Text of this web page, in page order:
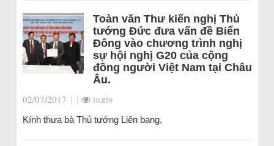
Toàn văn Thư kiến nghị Thủ
tướng Đức đưa vấn đề Biển
Đông vào chương trình nghị
sự hội nghị G20 của cộng
đồng người Việt Nam tại Châu
Âu.
02/07/2017 | | 10.859
Kính thưa bà Thủ tướng Liên bang,